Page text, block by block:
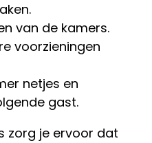
van de kamers.
voorzieningen
netjes en
gast.
zorg je ervoor dat